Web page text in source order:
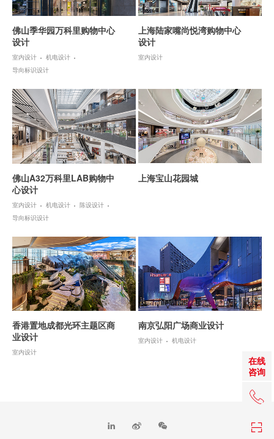
在线
咨询
+86
佛山季华园万科里购物中心
设计
室内设计
机电设计
导向标识设计
上海陆家嘴尚悦湾购物中心
设计
室内设计
佛山A32万科里LAB购物中
心设计
室内设计 机电设计
陈设设计
导向标识设计
上海宝山花园城
香港置地成都光环主题区商
业设计
室内设计
南京弘阳广场商业设计
室内设计 机电设计